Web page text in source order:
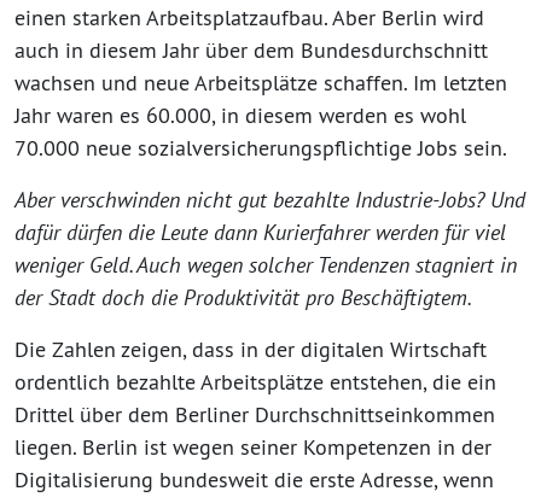
einen starken Arbeitsplatzaufbau. Aber Berlin wird
auch in diesem Jahr über dem Bundesdurchschnitt
wachsen und neue Arbeitsplätze schaffen. Im letzten
Jahr waren es 60.000, in diesem werden es wohl
70.000 neue sozialversicherungspflichtige Jobs sein.
Aber verschwinden nicht gut bezahlte Industrie-Jobs? Und
dafür dürfen die Leute dann Kurierfahrer werden für viel
weniger Geld. Auch wegen solcher Tendenzen sta­gniert in
der Stadt doch die Produktivität pro Beschäftigtem.
Die Zahlen zeigen, dass in der digitalen Wirtschaft
ordentlich bezahlte Arbeitsplätze entstehen, die ein
Drittel über dem Berliner Durchschnittseinkommen
liegen. Berlin ist wegen seiner Kompetenzen in der
Digitalisierung bundesweit die erste Adresse, wenn